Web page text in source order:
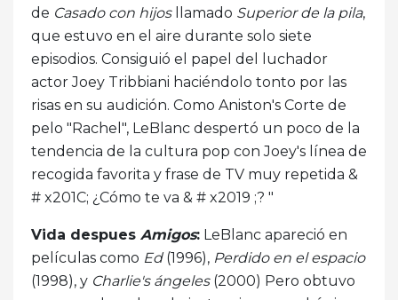
de Casado con hijos llamado Superior de la pila,
que estuvo en el aire durante solo siete
episodios. Consiguió el papel del luchador
actor Joey Tribbiani haciéndolo tonto por las
risas en su audición. Como Aniston's Corte de
pelo "Rachel", LeBlanc despertó un poco de la
tendencia de la cultura pop con Joey's línea de
recogida favorita y frase de TV muy repetida &
# x201C; ¿Cómo te va & # x2019 ;? "
Vida despues Amigos: LeBlanc apareció en
películas como Ed(1996), Perdido en el espacio
(1998), y Charlie's ángeles(2000) Pero obtuvo